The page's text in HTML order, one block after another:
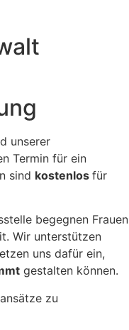
unserer
Termin für ein
sind kostenlos für
begegnen Frauen
Wir unterstützen
uns dafür ein,
gestalten können.
zu